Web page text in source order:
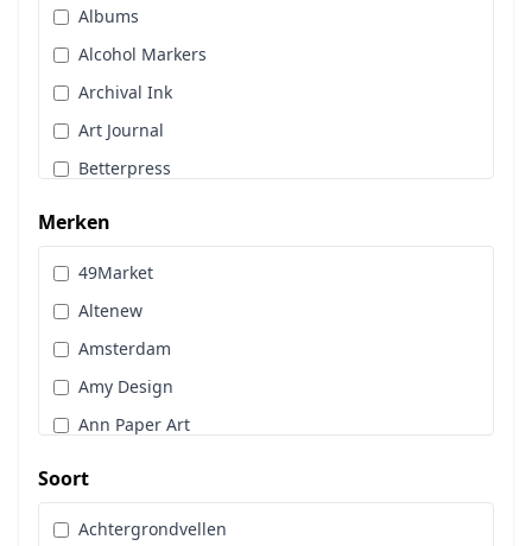
Stans, Embos & Stencils
Stempels
Workshoppakket
Pan Pastel
Albums
Alcohol Markers
Archival Ink
Art Journal
Betterpress
Brads
Cadence
Designpapier
Distress Oxide Spray
Distress Spritz
Divers
Dot & Do
Embossingpoeder
Merken
49Market
Altenew
Amsterdam
Amy Design
Ann Paper Art
Art Impressions
Art Journaling
Soort
Achtergrondvellen